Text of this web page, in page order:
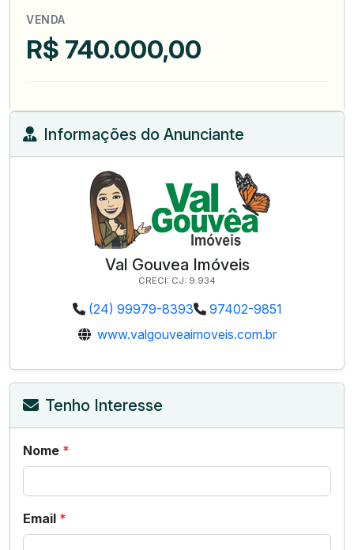
VENDA
R$ 740.000,00
Informações do Anunciante
Val Gouvea Imóveis
CRECI: CJ: 9.934
(24) 99979-8393
97402-9851
www.valgouveaimoveis.com.br
Tenho Interesse
Nome *
Email *